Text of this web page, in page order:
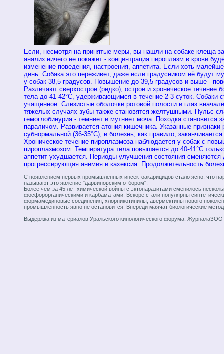
Если, несмотря на принятые меры, вы нашли на собаке клеща
анализ ничего не покажет - концентрация пироплазм в крови
изменение поведения, настроения, аппетита. Если хоть
день. Собака это переживет, даже если градусником её будут
у собак 38,5 градусов. Повышение до 39,5 градусов и выше -
Различают сверхострое (редко), острое и хроническое
тела до 41-42°С, удерживающимся в течение 2-3 суток. Собаки
учащенное. Слизистые оболочки ротовой полости и глаз
тяжелых случаях зубы также становятся желтушными. Пульс
гемоглобинурия - темнеет и мутнеет моча. Походка
параличом. Развивается атония кишечника. Указанные
субнормальной (36-35°С), и болезнь, как правило,
Хроническое течение пироплазмоза наблюдается у собак с
пироплазмозом. Температура тела повышается до 40-41°С
аппетит ухудшается. Периоды улучшения состояния
прогрессирующая анемия и кахексия. Продолжительность
С появлением первых промышленных инсектоакарицидов стало ясно, что
называют это явление "дарвиновским отбором".
Более чем за 45 лет химической войны с эктопаразитами сменилось
фосфорорганическими и карбаматами. Вскоре стали популярны
формамединовые соединения, хлорникотинилы, авермектины нового
промышленность явно не остановится. Впереди маячат биологические
Выдержка из материалов Уральского кинологического форума,